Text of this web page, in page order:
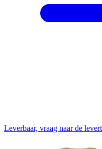
Leverbaar, vraag naar de